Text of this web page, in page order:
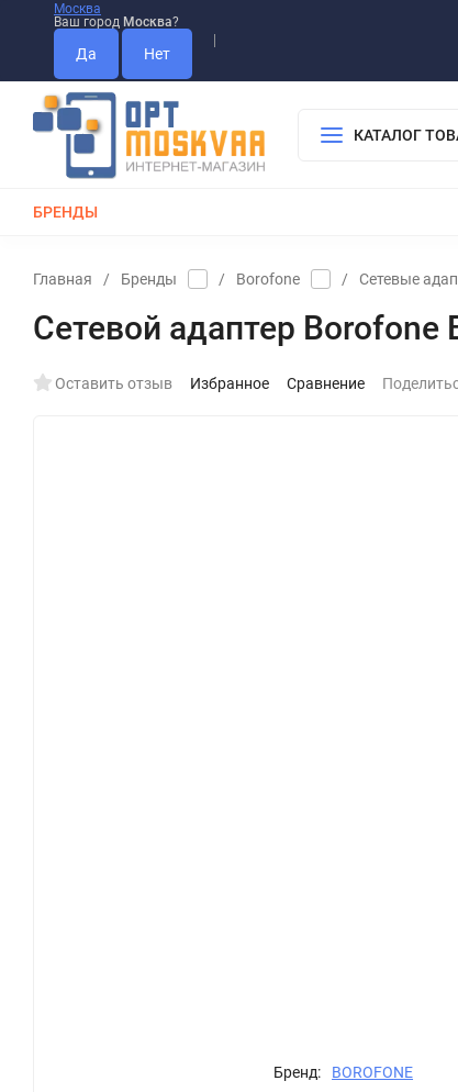
Москва
Ваш город Москва?
КАТАЛОГ
БРЕНДЫ
Главная / Бренды / Borofone / Сетевые
Сетевой адаптер
Оставить отзыв Избранное Сравнение
Бренд: BOROFONE